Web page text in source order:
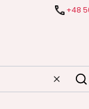
+48
Wyczyść